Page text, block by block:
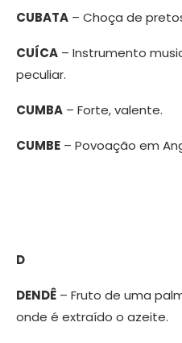
CUBATA – Choça de
CUÍCA – Instrumento
peculiar.
CUMBA – Forte, valente.
CUMBE – Povoação em
D
DENDÊ – Fruto de uma
onde é extraído o azeite.